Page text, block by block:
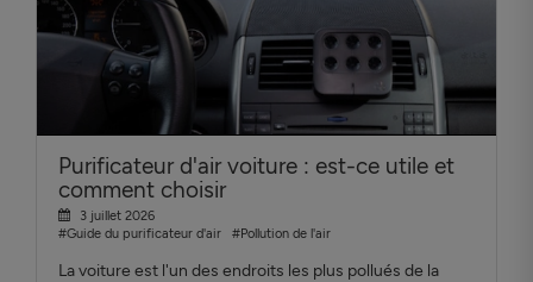
Purificateur d'air voiture : est-ce utile et
comment choisir
3 juillet 2026
#Guide du purificateur d'air
#Pollution de l'air
La voiture est l'un des endroits les plus pollués de la